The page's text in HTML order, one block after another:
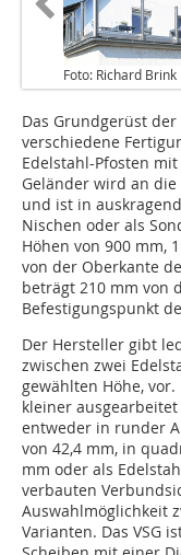
Foto: Richard Brink
Das Grundgerüst
verschiedene
Edelstahl-Pfosten
Geländer wird an
und ist in
Nischen oder als
Höhen von 900 mm,
von der Oberkante
beträgt 210 mm von
Befestigungspunkt
Der Hersteller gibt
zwischen zwei
gewählten Höhe,
kleiner
entweder in runder
von 42,4 mm, in
mm oder als
verbauten
Auswahlmöglichkeit
Varianten. Das VSG